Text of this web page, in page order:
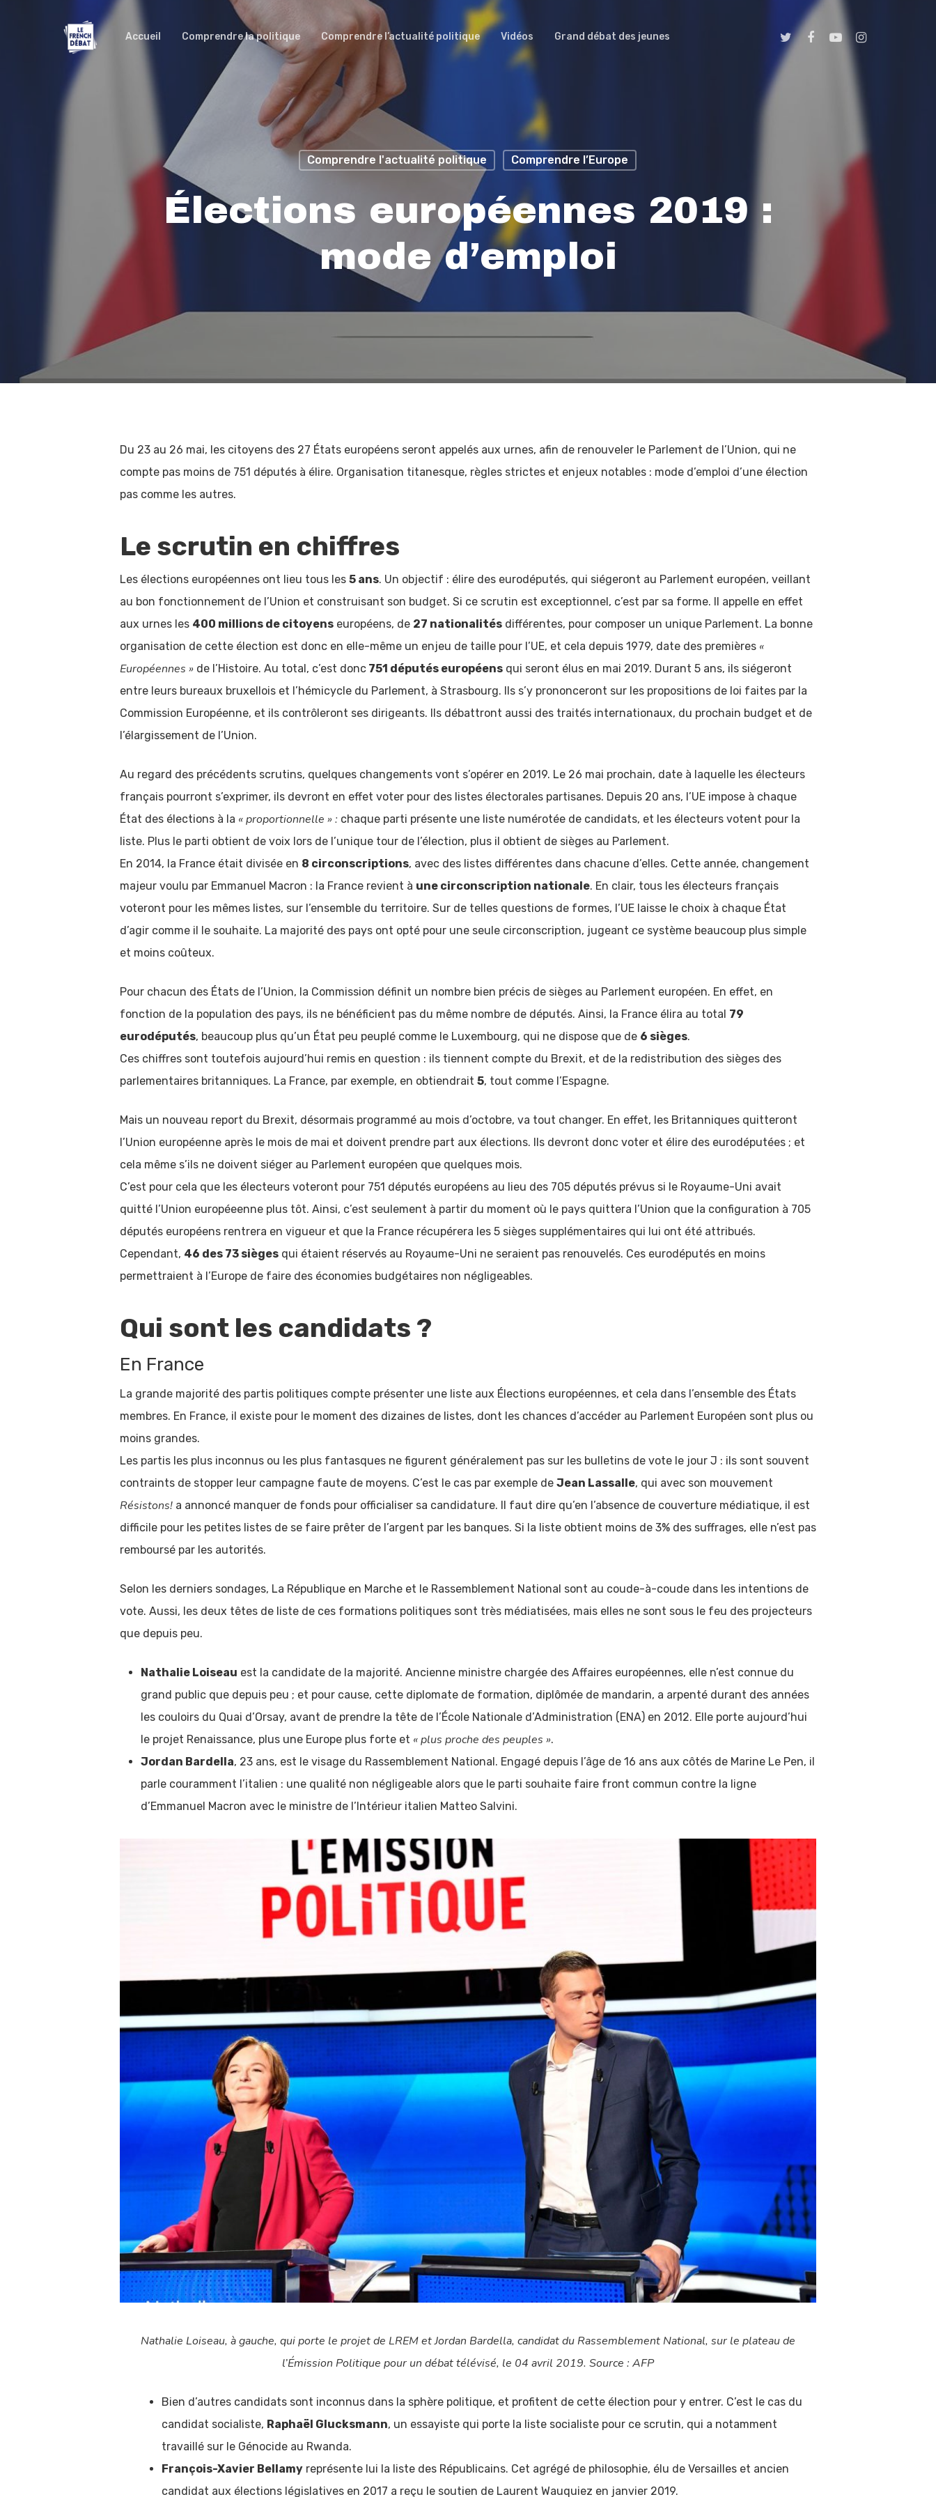
Accueil Comprendre la politique Comprendre l’actualité politique Vidéos Grand débat des jeunes
Comprendre l'actualité politique Comprendre l’Europe
Élections européennes 2019 :
mode d’emploi
Du 23 au 26 mai, les citoyens des 27 États européens seront appelés aux urnes, afin de renouveler le Parlement de l’Union, qui ne
compte pas moins de 751 députés à élire. Organisation titanesque, règles strictes et enjeux notables : mode d’emploi d’une élection
pas comme les autres.
Le scrutin en chiffres
Les élections européennes ont lieu tous les 5 ans. Un objectif : élire des eurodéputés, qui siégeront au Parlement européen, veillant
au bon fonctionnement de l’Union et construisant son budget. Si ce scrutin est exceptionnel, c’est par sa forme. Il appelle en effet
aux urnes les 400 millions de citoyens européens, de 27 nationalités différentes, pour composer un unique Parlement. La bonne
organisation de cette élection est donc en elle-même un enjeu de taille pour l’UE, et cela depuis 1979, date des premières «
Européennes » de l’Histoire. Au total, c’est donc 751 députés européens qui seront élus en mai 2019. Durant 5 ans, ils siégeront
entre leurs bureaux bruxellois et l’hémicycle du Parlement, à Strasbourg. Ils s’y prononceront sur les propositions de loi faites par la
Commission Européenne, et ils contrôleront ses dirigeants. Ils débattront aussi des traités internationaux, du prochain budget et de
l’élargissement de l’Union.
Au regard des précédents scrutins, quelques changements vont s’opérer en 2019. Le 26 mai prochain, date à laquelle les électeurs
français pourront s’exprimer, ils devront en effet voter pour des listes électorales partisanes. Depuis 20 ans, l’UE impose à chaque
État des élections à la « proportionnelle » : chaque parti présente une liste numérotée de candidats, et les électeurs votent pour la
liste. Plus le parti obtient de voix lors de l’unique tour de l’élection, plus il obtient de sièges au Parlement.
En 2014, la France était divisée en 8 circonscriptions, avec des listes différentes dans chacune d’elles. Cette année, changement
majeur voulu par Emmanuel Macron : la France revient à une circonscription nationale. En clair, tous les électeurs français
voteront pour les mêmes listes, sur l’ensemble du territoire. Sur de telles questions de formes, l’UE laisse le choix à chaque État
d’agir comme il le souhaite. La majorité des pays ont opté pour une seule circonscription, jugeant ce système beaucoup plus simple
et moins coûteux.
Pour chacun des États de l’Union, la Commission définit un nombre bien précis de sièges au Parlement européen. En effet, en
fonction de la population des pays, ils ne bénéficient pas du même nombre de députés. Ainsi, la France élira au total 79
eurodéputés, beaucoup plus qu’un État peu peuplé comme le Luxembourg, qui ne dispose que de 6 sièges.
Ces chiffres sont toutefois aujourd’hui remis en question : ils tiennent compte du Brexit, et de la redistribution des sièges des
parlementaires britanniques. La France, par exemple, en obtiendrait 5, tout comme l’Espagne.
Mais un nouveau report du Brexit, désormais programmé au mois d’octobre, va tout changer. En effet, les Britanniques quitteront
l’Union européenne après le mois de mai et doivent prendre part aux élections. Ils devront donc voter et élire des eurodéputées ; et
cela même s’ils ne doivent siéger au Parlement européen que quelques mois.
C’est pour cela que les électeurs voteront pour 751 députés européens au lieu des 705 députés prévus si le Royaume-Uni avait
quitté l’Union européeenne plus tôt. Ainsi, c’est seulement à partir du moment où le pays quittera l’Union que la configuration à 705
députés européens rentrera en vigueur et que la France récupérera les 5 sièges supplémentaires qui lui ont été attribués.
Cependant, 46 des 73 sièges qui étaient réservés au Royaume-Uni ne seraient pas renouvelés. Ces eurodéputés en moins
permettraient à l’Europe de faire des économies budgétaires non négligeables.
Qui sont les candidats ?
En France
La grande majorité des partis politiques compte présenter une liste aux Élections européennes, et cela dans l’ensemble des États
membres. En France, il existe pour le moment des dizaines de listes, dont les chances d’accéder au Parlement Européen sont plus ou
moins grandes.
Les partis les plus inconnus ou les plus fantasques ne figurent généralement pas sur les bulletins de vote le jour J : ils sont souvent
contraints de stopper leur campagne faute de moyens. C’est le cas par exemple de Jean Lassalle, qui avec son mouvement
Résistons! a annoncé manquer de fonds pour officialiser sa candidature. Il faut dire qu’en l’absence de couverture médiatique, il est
difficile pour les petites listes de se faire prêter de l’argent par les banques. Si la liste obtient moins de 3% des suffrages, elle n’est pas
remboursé par les autorités.
Selon les derniers sondages, La République en Marche et le Rassemblement National sont au coude-à-coude dans les intentions de
vote. Aussi, les deux têtes de liste de ces formations politiques sont très médiatisées, mais elles ne sont sous le feu des projecteurs
que depuis peu.
Nathalie Loiseau est la candidate de la majorité. Ancienne ministre chargée des Affaires européennes, elle n’est connue du
grand public que depuis peu ; et pour cause, cette diplomate de formation, diplômée de mandarin, a arpenté durant des années
les couloirs du Quai d’Orsay, avant de prendre la tête de l’École Nationale d’Administration (ENA) en 2012. Elle porte aujourd’hui
le projet Renaissance, plus une Europe plus forte et « plus proche des peuples ».
Jordan Bardella, 23 ans, est le visage du Rassemblement National. Engagé depuis l’âge de 16 ans aux côtés de Marine Le Pen, il
parle couramment l’italien : une qualité non négligeable alors que le parti souhaite faire front commun contre la ligne
d’Emmanuel Macron avec le ministre de l’Intérieur italien Matteo Salvini.
Nathalie Loiseau, à gauche, qui porte le projet de LREM et Jordan Bardella, candidat du Rassemblement National, sur le plateau de
l’Émission Politique pour un débat télévisé, le 04 avril 2019. Source : AFP
Bien d’autres candidats sont inconnus dans la sphère politique, et profitent de cette élection pour y entrer. C’est le cas du
candidat socialiste, Raphaël Glucksmann, un essayiste qui porte la liste socialiste pour ce scrutin, qui a notamment
travaillé sur le Génocide au Rwanda.
François-Xavier Bellamy représente lui la liste des Républicains. Cet agrégé de philosophie, élu de Versailles et ancien
candidat aux élections législatives en 2017 a reçu le soutien de Laurent Wauquiez en janvier 2019.